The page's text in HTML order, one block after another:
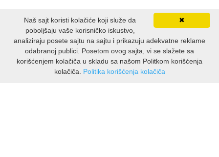
✖
Naš sajt koristi kolačiće koji služe da
poboljšaju vaše korisničko iskustvo,
analiziraju posete sajtu na sajtu i prikazuju adekvatne reklame
odabranoj publici. Posetom ovog sajta, vi se slažete sa
korišćenjem kolačiča u skladu sa našom Politkom korišćenja
kolačiča. Politika korišćenja kolačiča